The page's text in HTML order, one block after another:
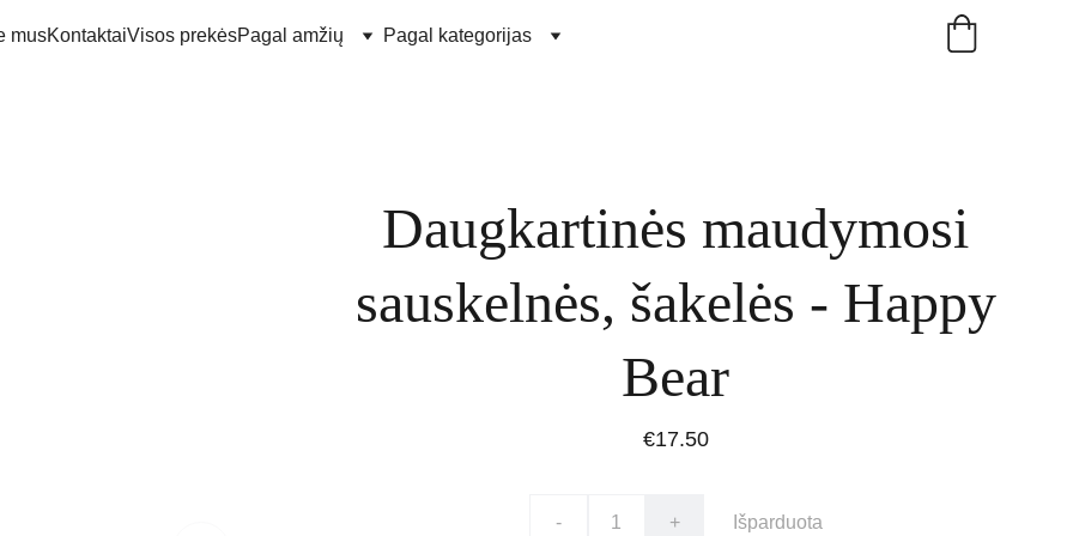
musKontaktaiVisos prekėsPagal amžių Pagal kategorijas
Daugkartinės maudymosi
sauskelnės, šakelės - Happy
Bear
€17.50
- + Išparduota